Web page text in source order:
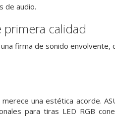
de audio.
calidad
firma de sonido envolvente,
una estética acorde.
para tiras LED RGB